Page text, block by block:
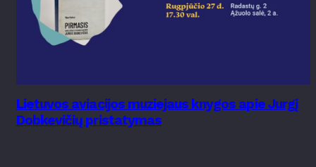
Lietuvos aviacijos muziejaus knygos apie Jurgį
Dobkevičių pristatymas